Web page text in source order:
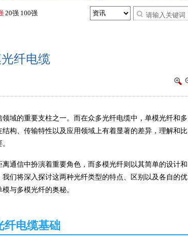
20强 100强
纤电缆
领域的重要支柱之一。而在众多光纤电缆中，单模光纤和 多
构、传输特性以及应用领域上有着显著的差异，理解和比
通信中扮演着重要角色，而多模光纤则以其简单的设计和
们将深入探讨这两种光纤类型的特点、区别以及各自的优
与多模光纤的奥秘。
纤电缆基础